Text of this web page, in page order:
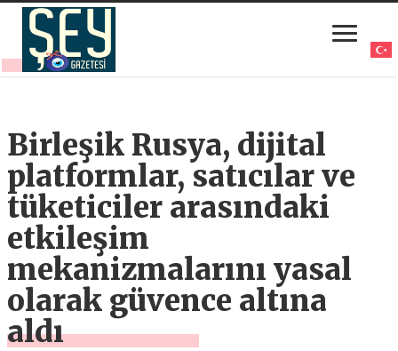
Birleşik Rusya, dijital
platformlar, satıcılar ve
tüketiciler arasındaki
etkileşim
mekanizmalarını yasal
olarak güvence altına
aldı